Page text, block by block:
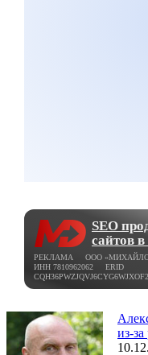
SEO
сайтов
РЕКЛАМА ООО
ИНН 7810962062 ERID
из-